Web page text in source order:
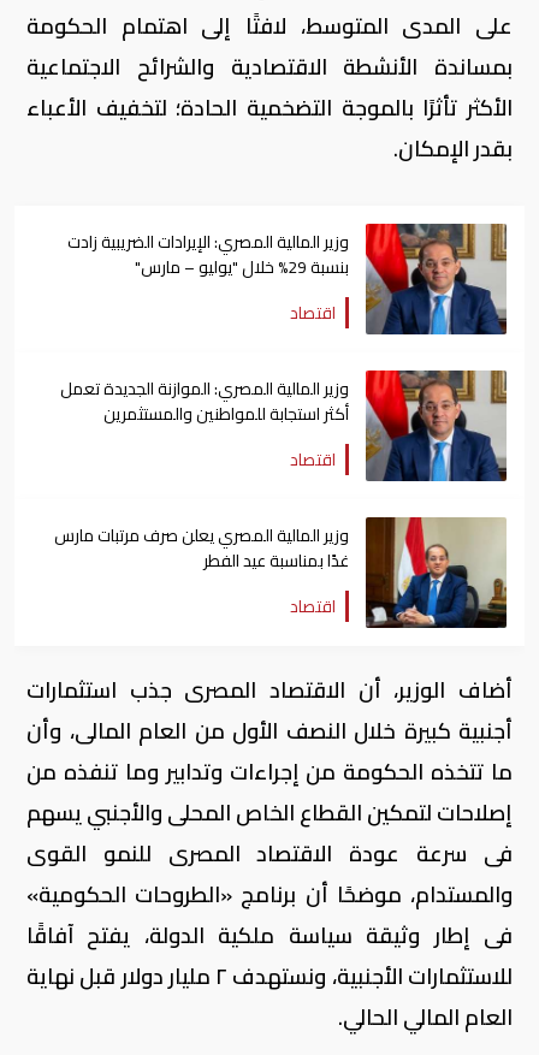
على المدى المتوسط، لافتًا إلى اهتمام الحكومة
بمساندة الأنشطة الاقتصادية والشرائح الاجتماعية
الأكثر تأثرًا بالموجة التضخمية الحادة؛ لتخفيف الأعباء
بقدر الإمكان.
وزير المالية المصري: الإيرادات الضريبية زادت
بنسبة 29% خلال "يوليو – مارس"
اقتصاد
وزير المالية المصري: الموازنة الجديدة تعمل
أكثر استجابة للمواطنين والمستثمرين
اقتصاد
وزير المالية المصري يعلن صرف مرتبات مارس
غدًا بمناسبة عيد الفطر
اقتصاد
أضاف الوزير، أن الاقتصاد المصرى جذب استثمارات
أجنبية كبيرة خلال النصف الأول من العام المالى، وأن
ما تتخذه الحكومة من إجراءات وتدابير وما تنفذه من
إصلاحات لتمكين القطاع الخاص المحلى والأجنبي يسهم
فى سرعة عودة الاقتصاد المصرى للنمو القوى
والمستدام، موضحًا أن برنامج «الطروحات الحكومية»
فى إطار وثيقة سياسة ملكية الدولة، يفتح آفاقًا
للاستثمارات الأجنبية، ونستهدف ٢ مليار دولار قبل نهاية
العام المالي الحالي.